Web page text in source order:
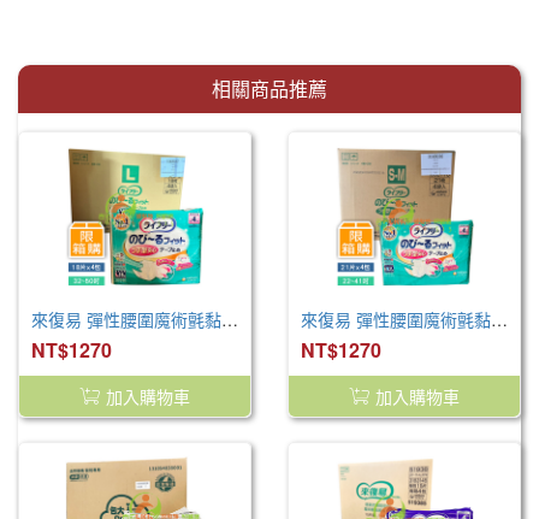
相關商品推薦
來復易 彈性腰圍魔術氈黏貼型紙尿褲 L(18片*4包/箱 )
NT$1270
加入購物車
來復易 彈性腰圍魔術氈黏貼型紙尿褲 M(21片*4包/箱 )
NT$1270
加入購物車